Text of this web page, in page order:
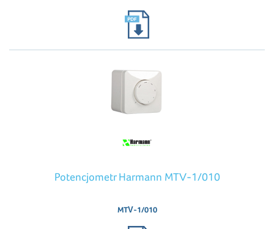
Potencjometr Harmann MTV-1/010
MTV-1/010